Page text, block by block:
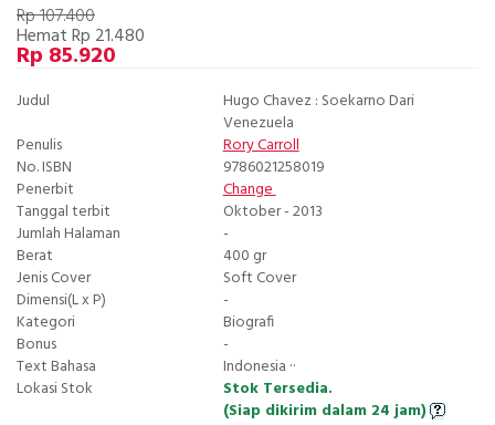
Rp 107.400
Hemat Rp 21.480
Rp 85.920
Judul
Hugo Chavez : Soekarno Dari
Venezuela
Penulis
Rory Carroll
No. ISBN
9786021258019
Penerbit
Change
Tanggal terbit
Oktober - 2013
Jumlah Halaman
-
Berat
400 gr
Jenis Cover
Soft Cover
Dimensi(L x P)
-
Kategori
Biografi
Bonus
-
Text Bahasa
Indonesia ··
Lokasi Stok
Stok Tersedia.
(Siap dikirim dalam 24 jam)